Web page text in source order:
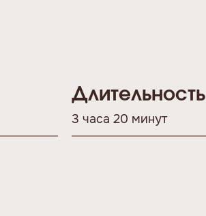
Длительность
3 часа 20 минут